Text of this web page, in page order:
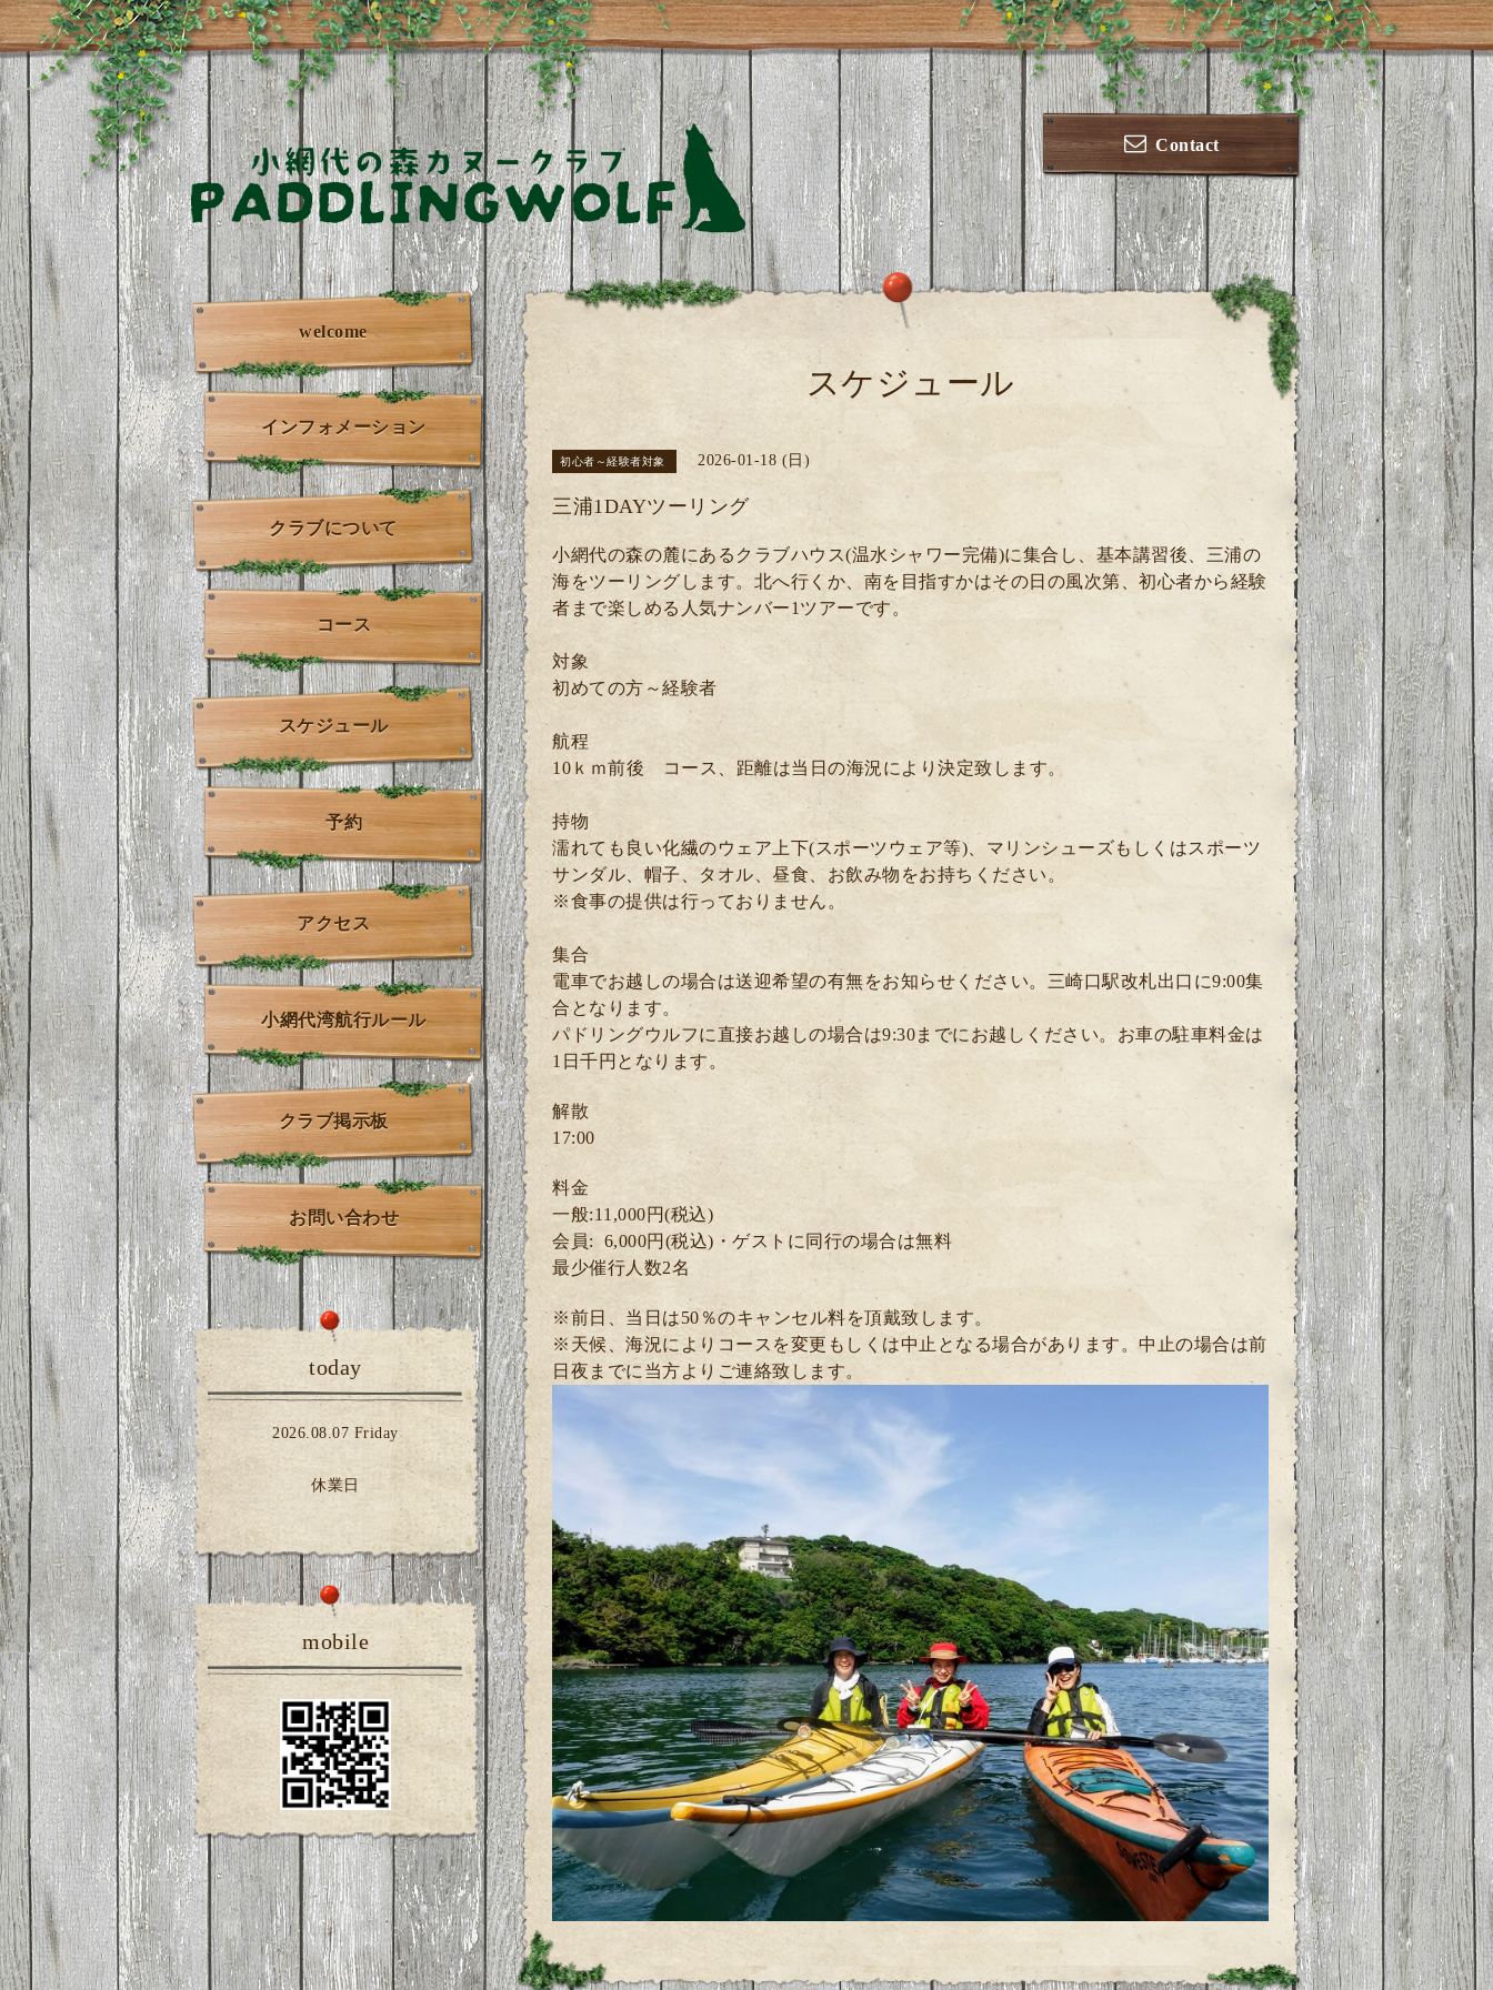
Contact
スケジュール
初心者～経験者対象 2026-01-18 (日)
三浦1DAYツーリング
小網代の森の麓にあるクラブハウス(温水シャワー完備)に集合し、基本講習後、三浦の
海をツーリングします。北へ行くか、南を目指すかはその日の風次第、初心者から経験
者まで楽しめる人気ナンバー1ツアーです。
対象
初めての方～経験者
航程
10ｋｍ前後 コース、距離は当日の海況により決定致します。
持物
濡れても良い化繊のウェア上下(スポーツウェア等)、マリンシューズもしくはスポーツ
サンダル、帽子、タオル、昼食、お飲み物をお持ちください。
※食事の提供は行っておりません。
集合
電車でお越しの場合は送迎希望の有無をお知らせください。三崎口駅改札出口に9:00集
合となります。
パドリングウルフに直接お越しの場合は9:30までにお越しください。お車の駐車料金は
1日千円となります。
解散
17:00
料金
一般:11,000円(税込)
会員: 6,000円(税込)・ゲスト に同行の場合は無料
最少催行人数2名
※前日、当日は50％のキャンセル料を頂戴致します。
※天候、海況によりコースを変更もしくは中止となる場合があります。中止の場合は前
日夜までに当方よりご連絡致します。
welcome
インフォメーション
クラブについて
コース
スケジュール
予約
アクセス
小網代湾航行ルール
クラブ掲示板
お問い合わせ
today
2026.08.07 Friday
休業日
mobile